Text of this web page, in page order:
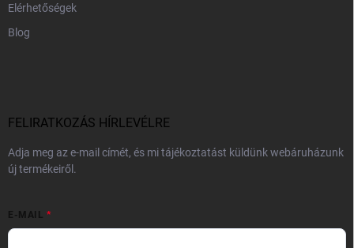
Elérhetőségek
Blog
FELIRATKOZÁS HÍRLEVÉLRE
Adja meg az e-mail címét, és mi tájékoztatást küldünk webáruházunk
új termékeiről.
E-MAIL